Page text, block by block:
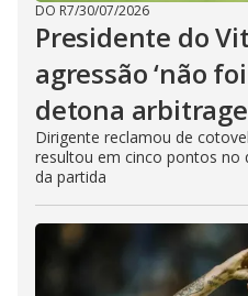
DO R7/30/07/2026
Presidente do
agressão ‘não
detona
Dirigente reclamou de
resultou em cinco pontos no
da partida